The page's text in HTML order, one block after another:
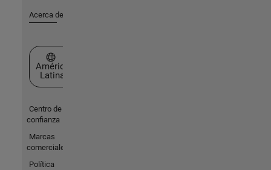
Acerca de MathWorks
Seleccione un país/idioma
América
Latina
Centro de
confianza
Marcas
comerciales
Política